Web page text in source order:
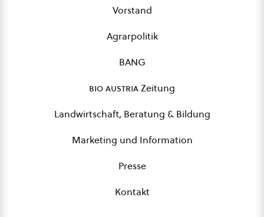
Vorstand
Agrarpolitik
BANG
bio austriaZeitung
Landwirtschaft, Beratung & Bildung
Marketing und Information
Presse
Kontakt